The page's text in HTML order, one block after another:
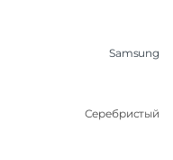
Samsung
Серебристый